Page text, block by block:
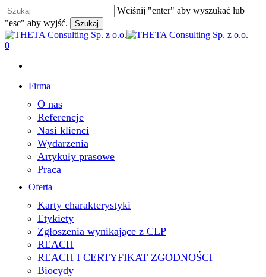
Skip
to
main
content
Wciśnij "enter" aby wyszukać lub
"esc" aby wyjść.
Szukaj
Close
Search
search
0
Firma
O nas
Referencje
Nasi klienci
Wydarzenia
Artykuły prasowe
Praca
Oferta
Karty charakterystyki
Etykiety
Zgłoszenia wynikające z CLP
REACH
REACH I CERTYFIKAT ZGODNOŚCI
Biocydy